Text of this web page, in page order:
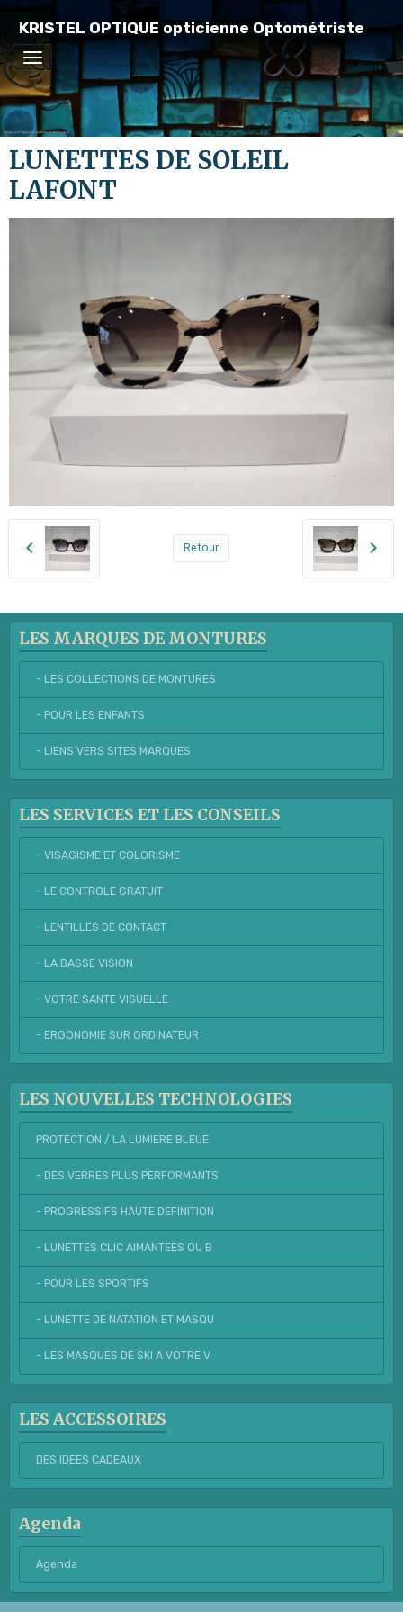
KRISTEL OPTIQUE opticienne Optométriste
LUNETTES DE SOLEIL
LAFONT
Retour
LES MARQUES DE MONTURES
- LES COLLECTIONS DE MONTURES
- POUR LES ENFANTS
- LIENS VERS SITES MARQUES
LES SERVICES ET LES CONSEILS
- VISAGISME ET COLORISME
- LE CONTROLE GRATUIT
- LENTILLES DE CONTACT
- LA BASSE VISION
- VOTRE SANTE VISUELLE
- ERGONOMIE SUR ORDINATEUR
LES NOUVELLES TECHNOLOGIES
PROTECTION / LA LUMIERE BLEUE
- DES VERRES PLUS PERFORMANTS
- PROGRESSIFS HAUTE DEFINITION
- LUNETTES CLIC AIMANTEES OU B
- POUR LES SPORTIFS
- LUNETTE DE NATATION ET MASQU
- LES MASQUES DE SKI A VOTRE V
LES ACCESSOIRES
DES IDEES CADEAUX
Agenda
Agenda